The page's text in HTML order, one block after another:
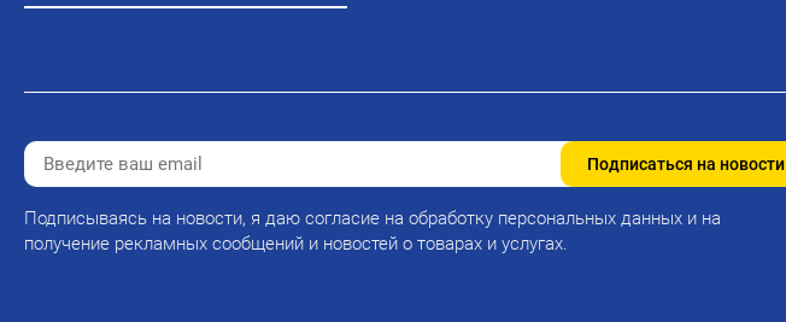
Подписаться на новости
Подписываясь на новости, я даю согласие на обработку персональных данных и на
получение рекламных сообщений и новостей о товарах и услугах.